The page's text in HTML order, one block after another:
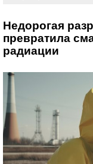
Недорогая
превратила
радиации